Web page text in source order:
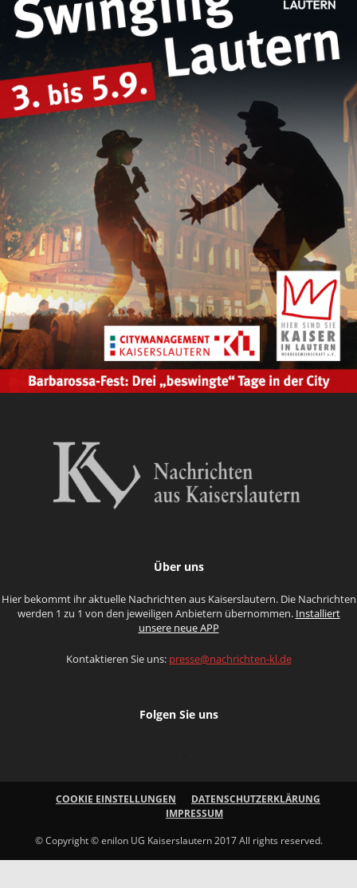
Über uns
Hier bekommt ihr aktuelle Nachrichten aus Kaiserslautern. Die Nachrichten
werden 1 zu 1 von den jeweiligen Anbietern übernommen. Installiert
unsere neue APP
Kontaktieren Sie uns: presse@nachrichten-kl.de
Folgen Sie uns
COOKIE EINSTELLUNGEN
DATENSCHUTZERKLÄRUNG
IMPRESSUM
© Copyright © enilon UG Kaiserslautern 2017 All rights reserved.